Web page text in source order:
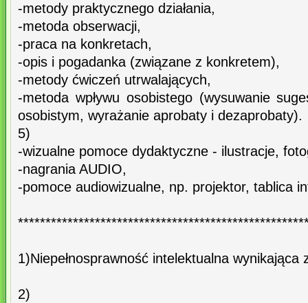
-metody praktycznego działania,
-metoda obserwacji,
-praca na konkretach,
-opis i pogadanka (związane z konkretem),
-metody ćwiczeń utrwalających,
-metoda wpływu osobistego (wysuwanie
osobistym, wyrażanie aprobaty i dezaprobaty).
5)
-wizualne pomoce dydaktyczne - ilustracje,
-nagrania AUDIO,
-pomoce audiowizualne, np. projektor, tablica
1)Niepełnosprawność intelektualna wynikająca
2)